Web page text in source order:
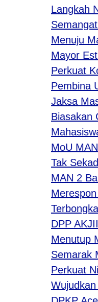
Langkah
Semangat
Menuju
Mayor Estu
Perkuat
Pembina
Jaksa
Biasakan
Mahasiswa
MoU MAN 2
Tak
MAN 2
Merespon
​Terbongkar!
DPP AKJII
Menutup
Semarak
Perkuat
Wujudkan